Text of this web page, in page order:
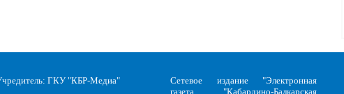
ГКУ "КБР-Медиа"
Сетевое издание "Электронная
газета "Кабардино-Балкарская